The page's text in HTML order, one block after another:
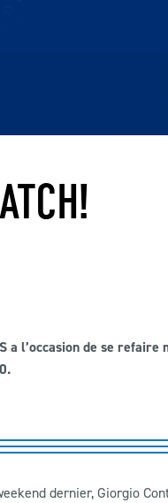
l’occasion de se
dernier, Giorgio